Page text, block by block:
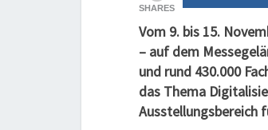
SHARES
Vom 9. bis 15.
– auf dem
und rund 430.000
das Thema
Ausstellungsbereich